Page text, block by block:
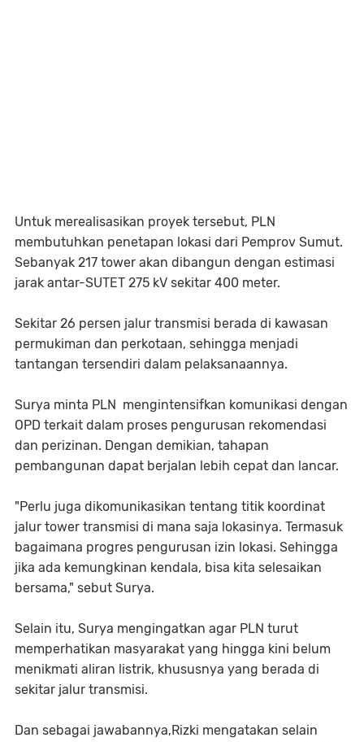
Untuk merealisasikan proyek tersebut, PLN
membutuhkan penetapan lokasi dari Pemprov Sumut.
Sebanyak 217 tower akan dibangun dengan estimasi
jarak antar-SUTET 275 kV sekitar 400 meter.
Sekitar 26 persen jalur transmisi berada di kawasan
permukiman dan perkotaan, sehingga menjadi
tantangan tersendiri dalam pelaksanaannya.
Surya minta PLN mengintensifkan komunikasi dengan
OPD terkait dalam proses pengurusan rekomendasi
dan perizinan. Dengan demikian, tahapan
pembangunan dapat berjalan lebih cepat dan lancar.
"Perlu juga dikomunikasikan tentang titik koordinat
jalur tower transmisi di mana saja lokasinya. Termasuk
bagaimana progres pengurusan izin lokasi. Sehingga
jika ada kemungkinan kendala, bisa kita selesaikan
bersama," sebut Surya.
Selain itu, Surya mengingatkan agar PLN turut
memperhatikan masyarakat yang hingga kini belum
menikmati aliran listrik, khususnya yang berada di
sekitar jalur transmisi.
Dan sebagai jawabannya,Rizki mengatakan selain